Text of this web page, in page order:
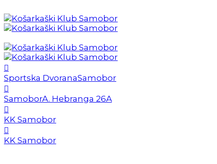
Sportska DvoranaSamobor
SamoborA. Hebranga 26A
KK Samobor
KK Samobor